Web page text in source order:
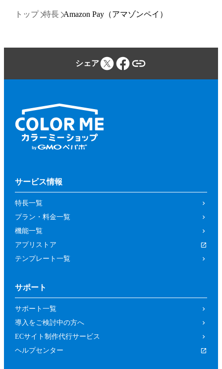
トップ 特長 Amazon Pay（アマゾンペイ）
シェア
サービス情報
特長一覧
プラン・料金一覧
機能一覧
アプリストア
テンプレート一覧
サポート
サポート一覧
導入をご検討中の方へ
ECサイト制作代行サービス
ヘルプセンター